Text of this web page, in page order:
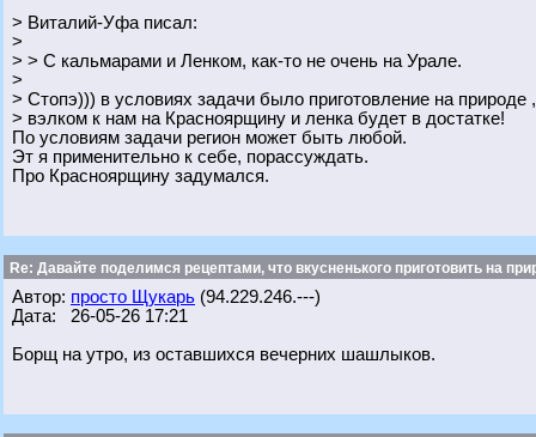
> Виталий-Уфа писал:
>
> > С кальмарами и Ленком, как-то не очень на Урале.
>
> Стопэ))) в условиях задачи было приготовление на природе
> вэлком к нам на Красноярщину и ленка будет в достатке!
По условиям задачи регион может быть любой.
Эт я применительно к себе, порассуждать.
Про Красноярщину задумался.
Re: Давайте поделимся рецептами, что вкусненького приготовить на
Автор: просто Щукарь (94.229.246.---)
Дата: 26-05-26 17:21
Борщ на утро, из оставшихся вечерних шашлыков.